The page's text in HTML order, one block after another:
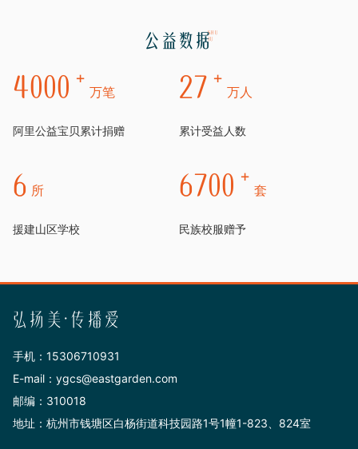
公益数据SHU
JU
4000 +
万笔
阿里公益宝贝累计捐赠
27 +
万人
累计受益人数
6 所
援建山区学校
6700 +
套
民族校服赠予
弘扬美·传播爱
手机：15306710931
E-mail：ygcs@eastgarden.com
邮编：310018
地址：杭州市钱塘区白杨街道科技园路1号1幢1-823、824室